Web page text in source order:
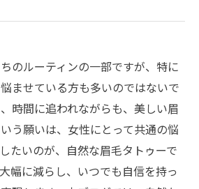
のルーティンの一部ですが、特に
ませている方も多いのではないで
時間に追われながらも、美しい眉
う願いは、女性にとって共通の悩
たいのが、自然な眉毛タトゥーで
幅に減らし、いつでも自信を持っ